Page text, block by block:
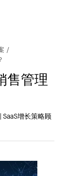
/
售管理
SaaS增长策略顾